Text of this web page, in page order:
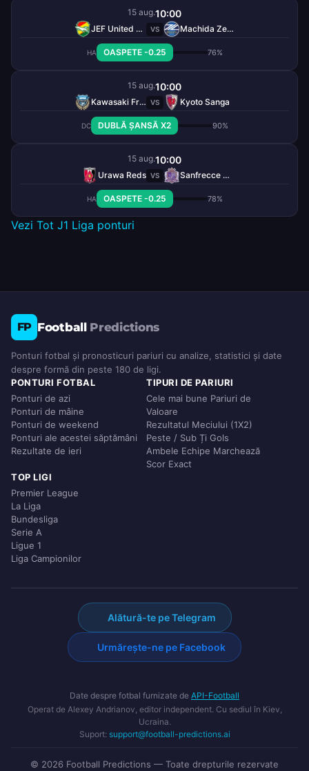
15 aug.10:00
JEF United Chiba VS Machida Zelvia
HA OASPETE -0.25 76%
15 aug.10:00
Kawasaki Frontale VS Kyoto Sanga
DC DUBLĂ ȘANSĂ X2 90%
15 aug.10:00
Urawa Reds VS Sanfrecce Hiroshima
HA OASPETE -0.25 78%
Vezi Tot J1 Liga ponturi
FP Football Predictions
Ponturi fotbal și pronosticuri pariuri cu analize, statistici și date
despre formă din peste 180 de ligi.
PONTURI FOTBAL
Ponturi de azi
Ponturi de mâine
Ponturi de weekend
Ponturi ale acestei săptămâni
Rezultate de ieri
TIPURI DE PARIURI
Cele mai bune Pariuri de
Valoare
Rezultatul Meciului (1X2)
Peste / Sub Ți Gols
Ambele Echipe Marchează
Scor Exact
TOP LIGI
Premier League
La Liga
Bundesliga
Serie A
Ligue 1
Liga Campionilor
Alătură-te pe Telegram
Urmărește-ne pe Facebook
Date despre fotbal furnizate de API-Football
Operat de Alexey Andrianov, editor independent. Cu sediul în Kiev,
Ucraina.
Suport: support@football-predictions.ai
© 2026 Football Predictions — Toate drepturile rezervate